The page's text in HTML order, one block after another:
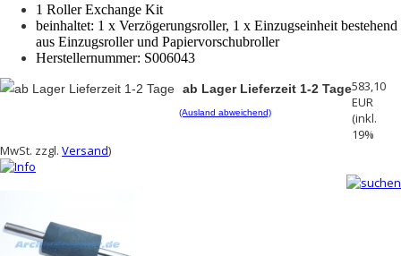
1 Roller Exchange Kit
beinhaltet: 1 x Verzögerungsroller, 1 x Einzugseinheit bestehend
aus Einzugsroller und Papiervorschubroller
Herstellernummer: S006043
ab Lager Lieferzeit 1-2 Tage
(Ausland abweichend)
583,10
EUR
(inkl.
19%
MwSt. zzgl. Versand)